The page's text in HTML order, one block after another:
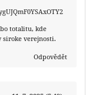
totalitu, kde
siroke verejnosti.
Odpovědět